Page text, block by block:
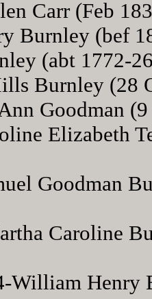
Carr (Feb
Burnley (bef
(abt 1772-
Burnley (28
Goodman
Elizabeth
Goodman
Caroline
William Henry